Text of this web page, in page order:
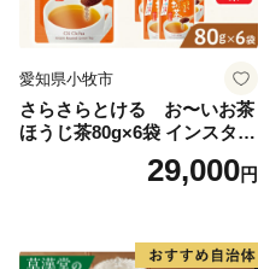
愛知県小牧市
さらさらとける お〜いお茶
ほうじ茶80g×6袋 インスタン
トほうじ茶 粉末ほうじ茶 粉
末茶 おーいお茶 粉末緑茶
29,000円